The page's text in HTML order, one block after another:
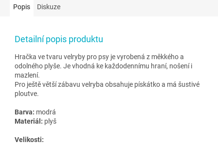
Popis Diskuze
Detailní popis produktu
Hračka ve tvaru velryby pro psy je vyrobená z měkkého a
odolného plyše. Je vhodná ke každodennímu hraní, nošení i
mazlení.
Pro ještě větší zábavu velryba obsahuje pískátko a má šustivé
ploutve.
Barva: modrá
Materiál: plyš
Velikosti: